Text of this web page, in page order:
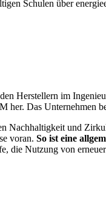
Schulen über
Herstellern im
her. Das Unternehmen
Nachhaltigkeit und
voran. So ist eine
die Nutzung von